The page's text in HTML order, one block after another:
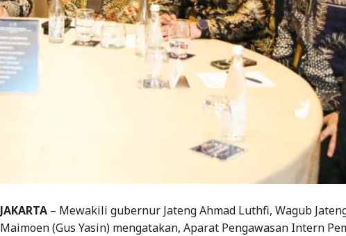
JAKARTA– Mewakili gubernur Jateng Ahmad Luthfi, Wagub
Maimoen (Gus Yasin) mengatakan, Aparat Pengawasan Intern